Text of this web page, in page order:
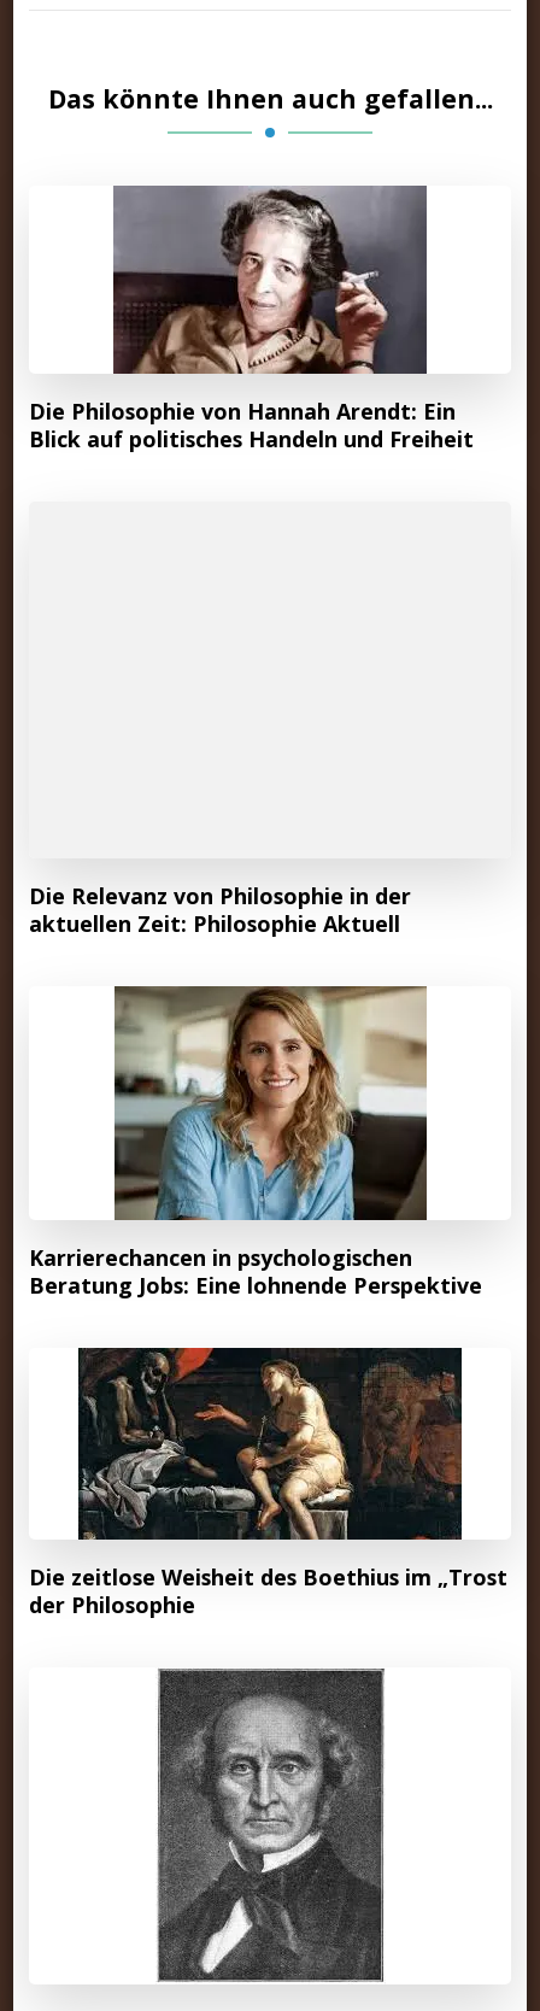
Das könnte Ihnen auch gefallen...
Die Philosophie von Hannah Arendt: Ein
Blick auf politisches Handeln und Freiheit
Die Relevanz von Philosophie in der
aktuellen Zeit: Philosophie Aktuell
Karrierechancen in psychologischen
Beratung Jobs: Eine lohnende Perspektive
Die zeitlose Weisheit des Boethius im „Trost
der Philosophie